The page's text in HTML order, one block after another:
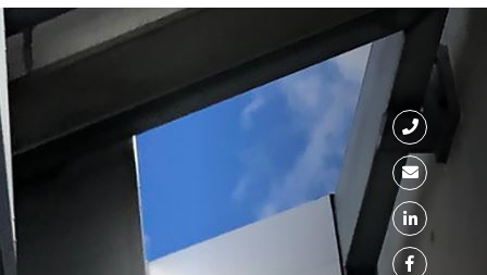
Vandalsikret armaturer
Indbygningsarmaturer
Blændfri arbejdsbelysning
Projektører
Rørarmaturer
Belysning til fødevareindustri
Armaturer til vægmontering
Armaturer til ekstremtemperaturer
Skinnesystemer